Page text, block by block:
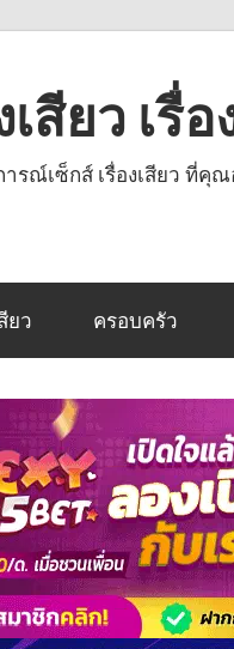
เสียว เ
การณ์เซ็กส์ เรื่องเสียว
ยว ครอบครัว